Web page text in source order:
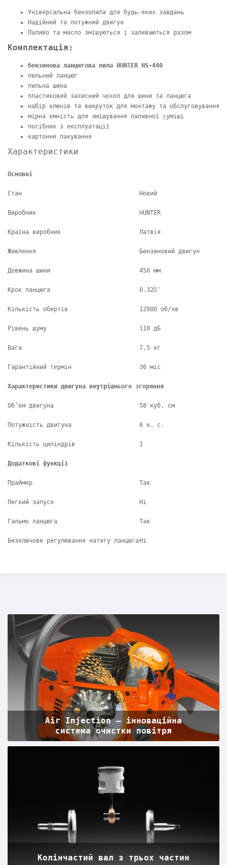
Універсальна бензопила для будь-яких завдань
Надійний та потужний двигун
Паливо та масло змішуються і заливаються разом
Комплектація:
бензинова ланцюгова пила HUNTER HS-440
пильний ланцюг
пильна шина
пластиковий захисний чохол для шини та ланцюга
набір ключів та викруток для монтажу та обслуговування
мірна ємність для змішування паливної суміші
посібник з експлуатації
картонне пакування
Характеристики
Основні
Стан Новий
Виробник HUNTER
Країна виробник Латвія
Живлення Бензиновий двигун
Довжина шини 450 мм
Крок ланцюга 0.325″
Кількість обертів 12000 об/хв
Рівень шуму 110 дБ
Вага 7.5 кг
Гарантійний термін 36 міс
Характеристики двигуна внутрішнього згоряння
Об’єм двигуна 58 куб. см
Потужність двигуна 6 к. с.
Кількість циліндрів 1
Додаткові функції
Праймер Так
Легкий запуск Ні
Гальмо ланцюга Так
Безключове регулювання натягу ланцюга Ні
Air Injection – інноваційна
система очистки повітря
Колінчастий вал з трьох частин